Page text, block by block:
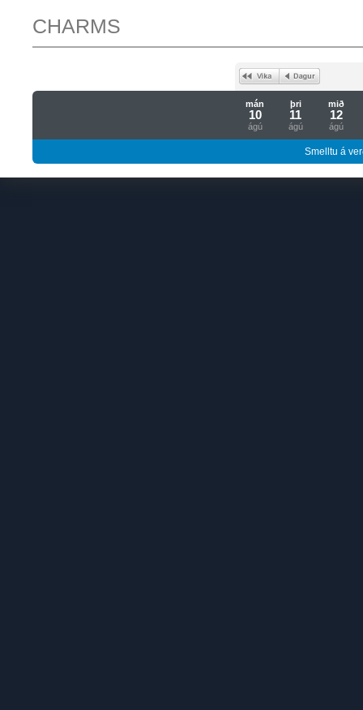
CHARMS
mán
10
ágú
þri
11
ágú
mið
12
ágú
Smelltu á